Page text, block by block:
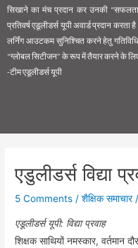
सिखाने का मंच प्रदान कर उनकी
प्रतिवर्ष एडूलीडर्स यूपी अवार्ड प्रदान
लर्निंग आउटकम सुनिश्चित करने हेतु
“ग्लोबल सिटीजन” के रूप में तैयार करने के
-टीम एडूलीडर्स यूपी
एडुलीडर्स विद्या
5 Comments /शैक्षिक समाचार/
एडूलीडर्स यूपी: विद्या प्रवाह
शिक्षक साथियों नमस्कार, वर्तमान